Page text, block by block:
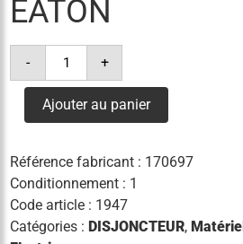
EATON
-
quantité
disj.
16a
30ma
eaton
+
Ajouter au panier
Référence fabricant : 170697
Conditionnement : 1
Code article : 1947
Catégories : DISJONCTEUR, Matériel